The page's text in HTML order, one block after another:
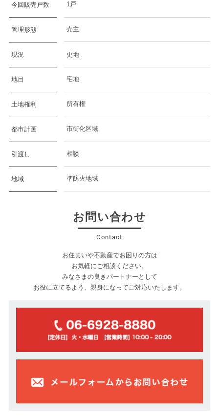
今回販売戸数 1戸
管理形態 売主
現況 更地
地目 宅地
土地権利 所有権
都市計画 市街化区域
引渡し 相談
地域 準防火地域
お問い合わせ
Contact
お住まいや不動産でお困りの方は
お気軽にご相談ください。
みなさまの良きパートナーとして
お役に立てるよう、親身になってご対応いたします。